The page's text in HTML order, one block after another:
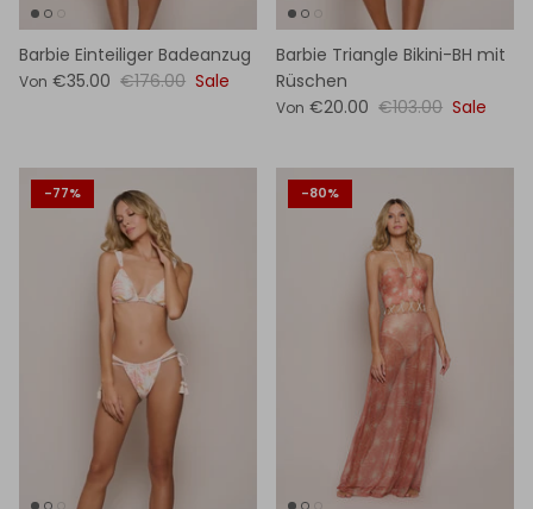
Barbie Einteiliger Badeanzug
Von €35.00 €176.00 Sale
Barbie Triangle Bikini-BH mit
Rüschen
Von €20.00 €103.00 Sale
-77% -80%